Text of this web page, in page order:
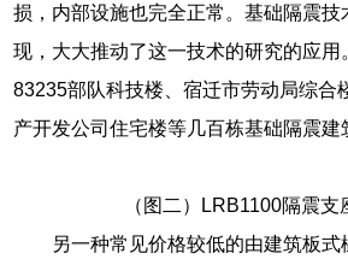
损，内部设施也完全正常。基础隔震技
现，大大推动了这一技术的研究的应
83235部队科技楼、宿迁市劳动局综合
产开发公司住宅楼等几百栋基础隔震建
（图二）LRB1100隔震支
另一种常见价格较低的由建筑板式